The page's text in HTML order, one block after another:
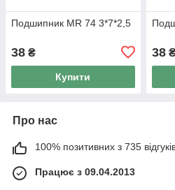
Подшипник MR 74 3*7*2,5
38 ₴
Купити
38
Про нас
100% позитивних з 735
Працює з 09.04.2013